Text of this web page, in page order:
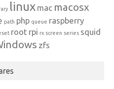
linux mac macosx
path php queue raspberry
root rpi rx screen series squid
zfs